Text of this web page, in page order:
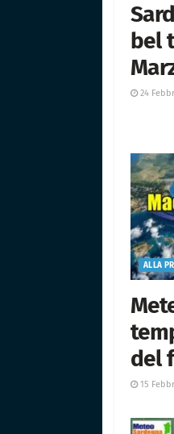
bel
24
ALLA
del
15